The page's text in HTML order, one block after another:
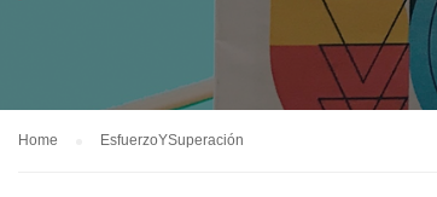
Home EsfuerzoYSuperación